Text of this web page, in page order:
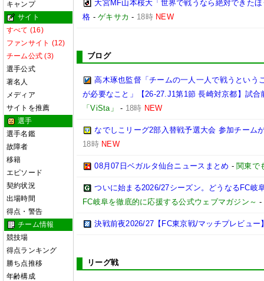
キャンプ
サイト
すべて (16)
ファンサイト (12)
チーム公式 (3)
選手公式
著名人
メディア
サイトを推薦
選手
選手名鑑
故障者
移籍
エピソード
契約状況
出場時間
得点・警告
チーム情報
競技場
得点ランキング
勝ち点推移
年齢構成
大宮MF山本桜大「世界で戦うなら絶対できた
格 -ゲキサカ - 18時 NEW
ブログ
高木琢也監督「チームの一人一人で戦うという
が必要なこと」【26-27.J1第1節 長崎対京都】試合
「ViSta」
- 18時 NEW
なでしこリーグ2部入替戦予選大会 参加チーム
18時 NEW
08月07日ベガルタ仙台ニュースまとめ - 関東で
ついに始まる2026/27シーズン。どうなるFC岐
FC岐阜を徹底的に応援する公式ウェブマガジン～ -
決戦前夜2026/27【FC東京戦/マッチプレビュー
リーグ戦